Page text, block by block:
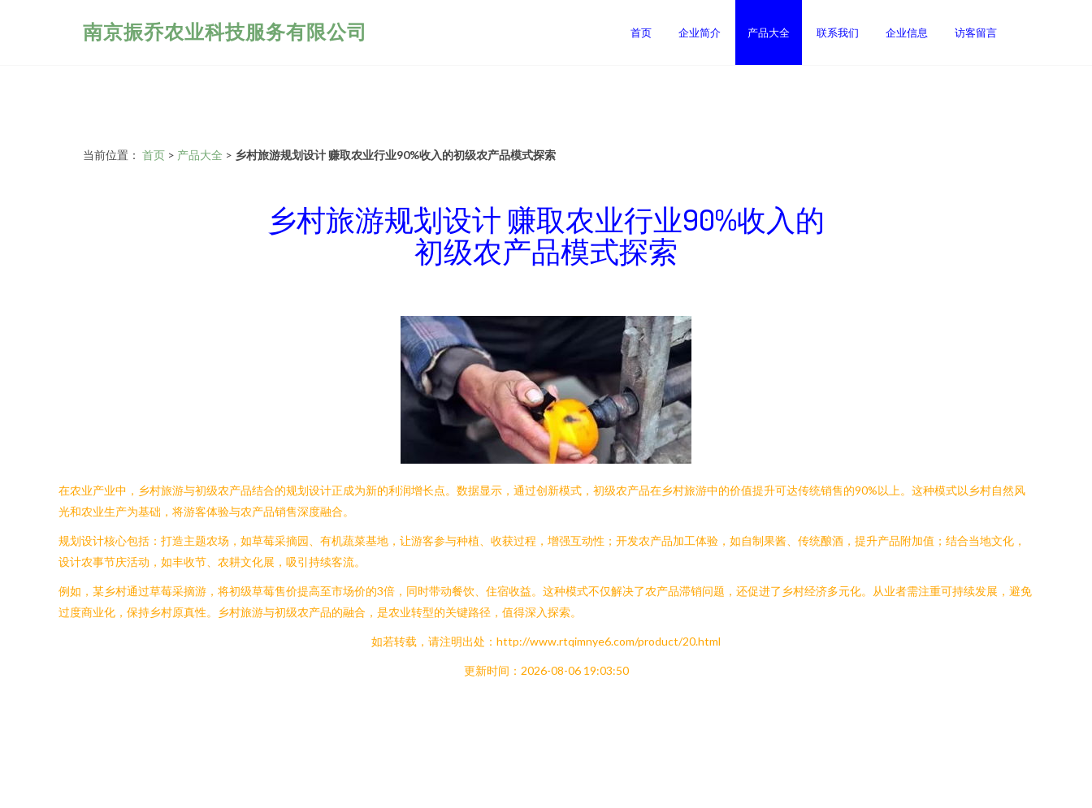
南京振乔农业科技服务有限公司 首页 企业简介 产品大全 联系我们 企业信息 访客留言
当前位置： 首页 > 产品大全 > 乡村旅游规划设计 赚取农业行业90%收入的初级农产品模式探索
乡村旅游规划设计 赚取农业行业90%收入的
初级农产品模式探索
在农业产业中，乡村旅游与初级农产品结合的规划设计正成为新的利润增长点。数据显示，通过创新模式，初级农产品在乡村旅游中的价值提升可达传统销售的90%以上。这种模式以乡村自然风
光和农业生产为基础，将游客体验与农产品销售深度融合。
规划设计核心包括：打造主题农场，如草莓采摘园、有机蔬菜基地，让游客参与种植、收获过程，增强互动性；开发农产品加工体验，如自制果酱、传统酿酒，提升产品附加值；结合当地文化，
设计农事节庆活动，如丰收节、农耕文化展，吸引持续客流。
例如，某乡村通过草莓采摘游，将初级草莓售价提高至市场价的3倍，同时带动餐饮、住宿收益。这种模式不仅解决了农产品滞销问题，还促进了乡村经济多元化。从业者需注重可持续发展，避免
过度商业化，保持乡村原真性。乡村旅游与初级农产品的融合，是农业转型的关键路径，值得深入探索。
如若转载，请注明出处：http://www.rtqimnye6.com/product/20.html
更新时间：2026-08-06 19:03:50